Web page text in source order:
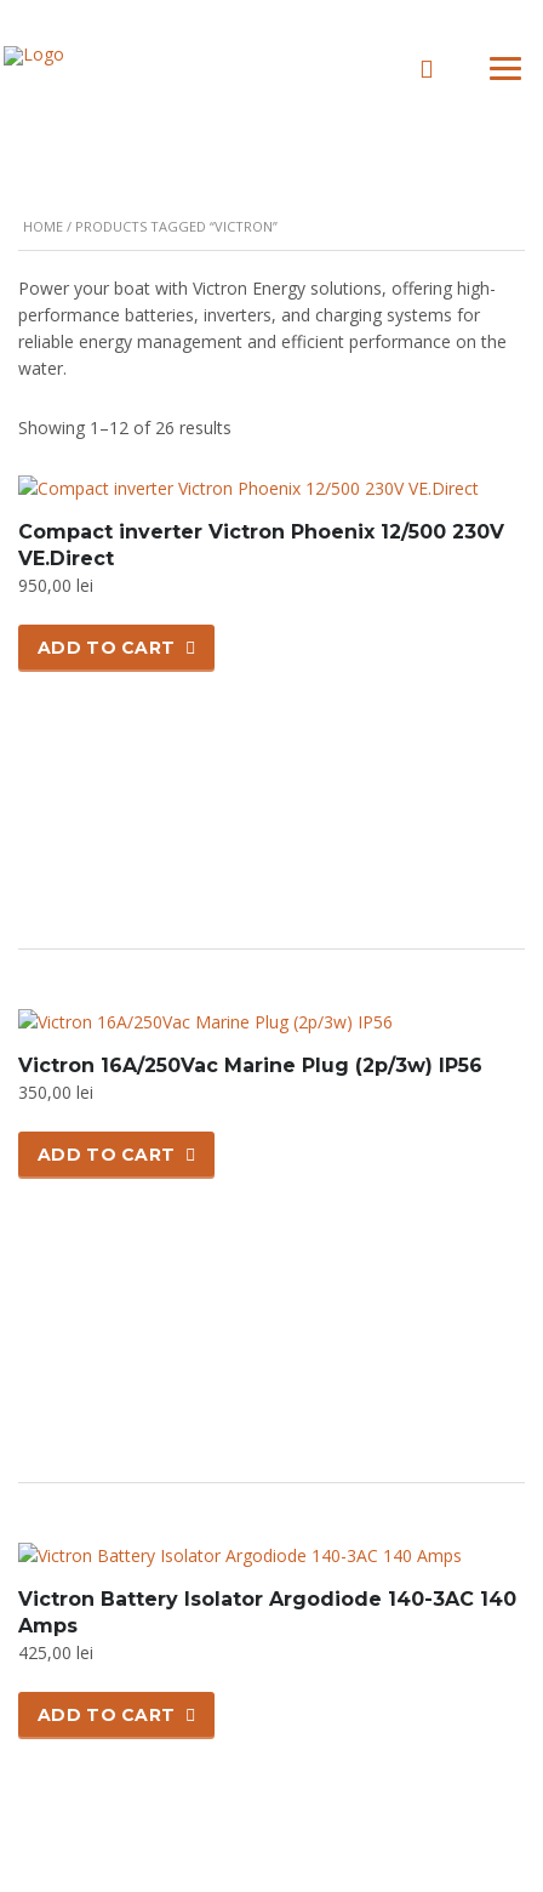
HOME / PRODUCTS TAGGED “VICTRON”
Power your boat with Victron Energy solutions, offering high-
performance batteries, inverters, and charging systems for
reliable energy management and efficient performance on the
water.
Showing 1–12 of 26 results
Compact inverter Victron Phoenix 12/500 230V
VE.Direct
950,00 lei
ADD TO CART
Victron 16A/250Vac Marine Plug (2p/3w) IP56
350,00 lei
ADD TO CART
Victron Battery Isolator Argodiode 140-3AC 140
Amps
425,00 lei
ADD TO CART